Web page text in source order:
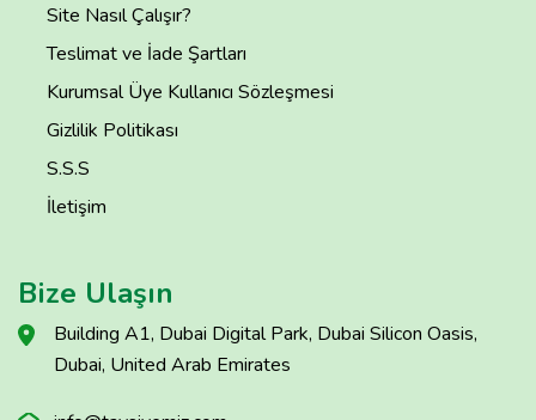
Site Nasıl Çalışır?
Teslimat ve İade Şartları
Kurumsal Üye Kullanıcı Sözleşmesi
Gizlilik Politikası
S.S.S
İletişim
Bize Ulaşın
Building A1, Dubai Digital Park, Dubai Silicon Oasis,
Dubai, United Arab Emirates